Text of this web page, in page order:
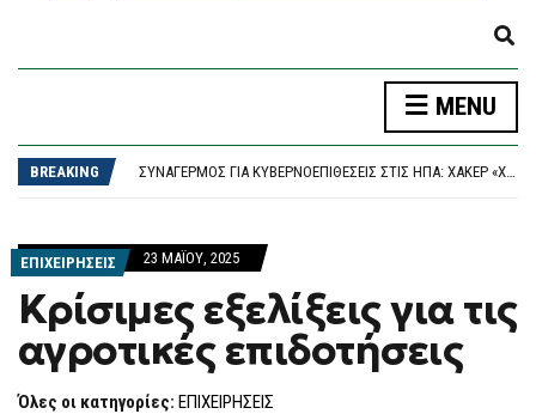
E
P
N
H
F
MENU
BREAKING
ΣΥΝΑΓΕΡΜΌΣ ΓΙΑ ΚΥΒΕΡΝΟΕΠΙΘΈΣΕΙΣ ΣΤΙΣ ΗΠΑ: ΧΆΚΕΡ «ΧΤΥΠΟΎΝ» ΚΟΛΟΣΣΟΎΣ ΜΕ ΈΝΑ ΤΗΛΕΦΏΝΗΜΑ – ΠΏΣ ΠΑΓΙΔΕΎΟΥΝ ΕΡΓΑΖΟΜΈΝΟΥΣ ΚΑΙ ΑΡΠΆΖΟΥΝ ΚΩΔΙΚΟΎΣ
ΤΟ ΚΟΙΝΟΒΟΎΛΙΟ ΤΟΥ ΙΡΆΝ ΕΞΕΤΆΖΕΙ ΝΟΜΟΣΧΈΔΙΟ ΠΟΥ ΘΑ ΑΠΑΓΟΡΕΎΕΙ ΣΕ ΑΜΕΡΙΚΑΝΙΚΆ ΚΑΙ ΙΣΡΑΗΛΙΝΆ ΠΛΟΊΑ ΤΗ ΔΙΈΛΕΥΣΗ ΑΠΌ ΤΑ ΣΤΕΝΆ ΤΟΥ ΟΡΜΟΎΖ
ΕΠΙΧΕΙΡΗΣΕΙΣ
23 ΜΑΪ́ΟΥ, 2025
Κρίσιμες εξελίξεις για τις
αγροτικές επιδοτήσεις
Όλες οι κατηγορίες: ΕΠΙΧΕΙΡΗΣΕΙΣ